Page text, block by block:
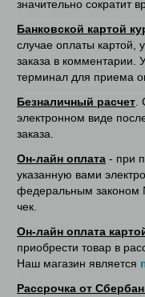
значительно сократит
Банковской картой
случае оплаты картой,
заказа в комментарии.
терминал для приема
Безналичный расчет
электронном виде
заказа.
Он-лайн оплата - при
указанную вами
федеральным законом
чек.
Он-лайн оплата
приобрести товар в
Наш магазин является
Рассрочка от